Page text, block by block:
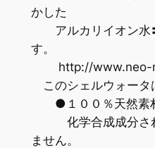
かした
アルカリイオン水
す。
http://www.neo-
このシェルウォータ
●１００％天然素
化学合成成分され
ません。